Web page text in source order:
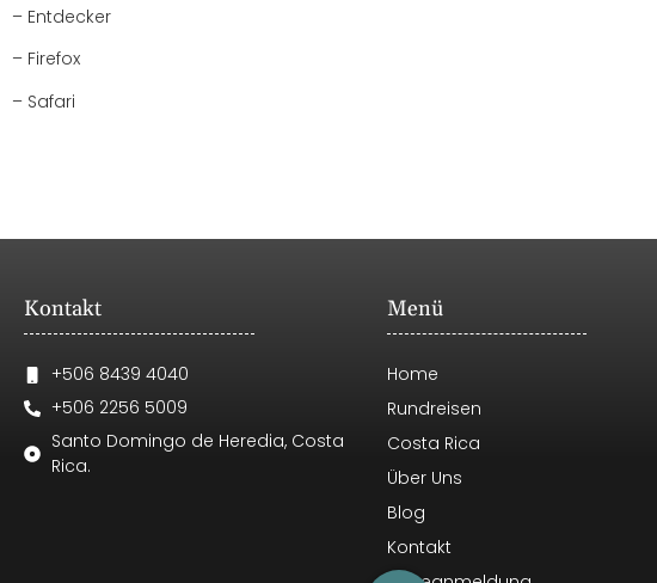
– Entdecker
– Firefox
– Safari
Kontakt
+506 8439 4040
+506 2256 5009
Santo Domingo de Heredia, Costa
Rica.
Menü
Home
Rundreisen
Costa Rica
Über Uns
Blog
Kontakt